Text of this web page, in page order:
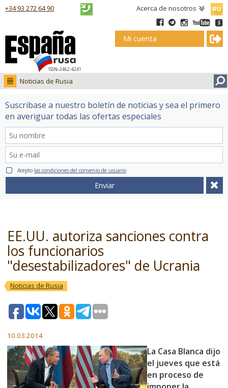
Acerca de nosotros
ISSN–2462-4241
+34 93 272 64 90
Mi cuenta
Noticias de Rusia
Noticias de Rusia
Fotos
Suscribase a nuestro boletín de noticias y sea el primero
en averiguar todas las ofertas especiales
Acepto las condiciones del convenio de usuario
Enviar
EE.UU. autoriza sanciones contra
los funcionarios
"desestabilizadores" de Ucrania
Noticias de Rusia
10.03.2014
La Casa Blanca dijo
el jueves que está
en proceso de